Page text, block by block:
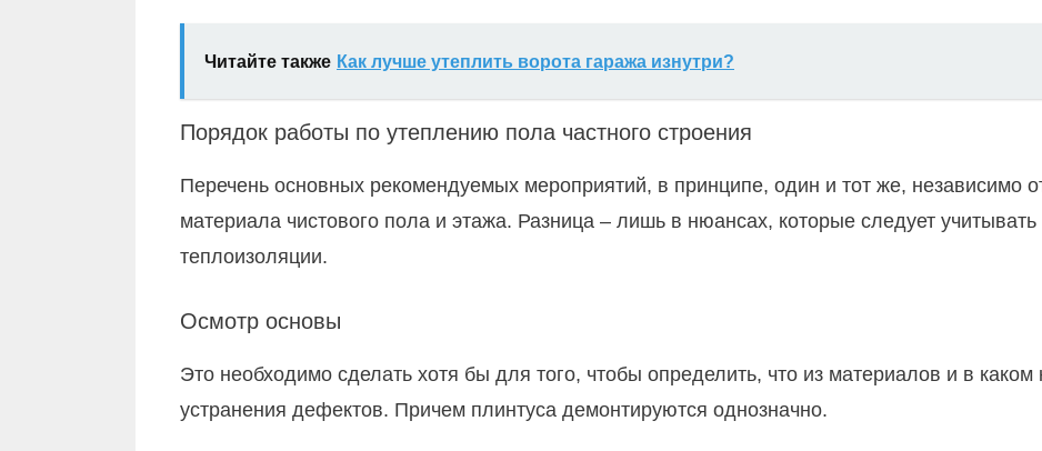
Читайте также Как лучше утеплить ворота гаража изнутри?
Порядок работы по утеплению пола частного строения
Перечень основных рекомендуемых мероприятий, в принципе, один и тот же, независимо
материала чистового пола и этажа. Разница – лишь в нюансах, которые следует
теплоизоляции.
Осмотр основы
Это необходимо сделать хотя бы для того, чтобы определить, что из материалов и в каком
устранения дефектов. Причем плинтуса демонтируются однозначно.